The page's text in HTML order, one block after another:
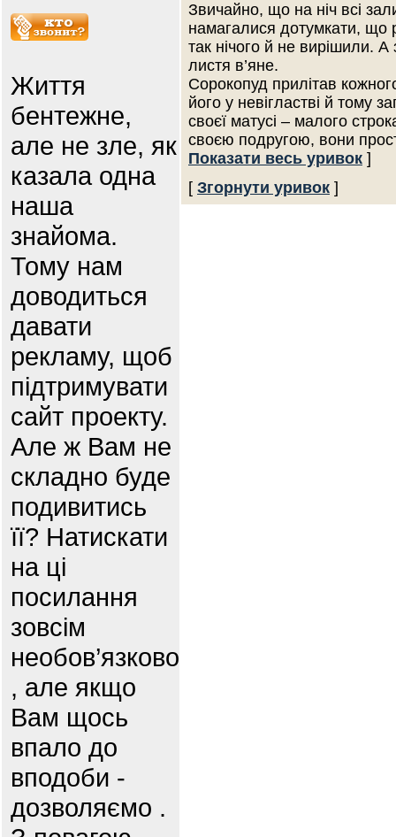
Життя
бентежне,
але не зле, як
казала одна
наша
знайома.
Тому нам
доводиться
давати
рекламу, щоб
підтримувати
сайт проекту.
Але ж Вам не
складно буде
подивитись
її? Натискати
на ці
посилання
зовсім
необов’язково
, але якщо
Вам щось
впало до
вподоби -
дозволяємо .
Звичайно, що на ніч всі
намагалися дотумкати, що
так нічого й не вирішили.
листя в’яне.
Сорокопуд прилітав
його у невігластві й тому
своєї матусі – малого
своєю подругою, вони
Показати весь уривок ]
[ Згорнути уривок ]